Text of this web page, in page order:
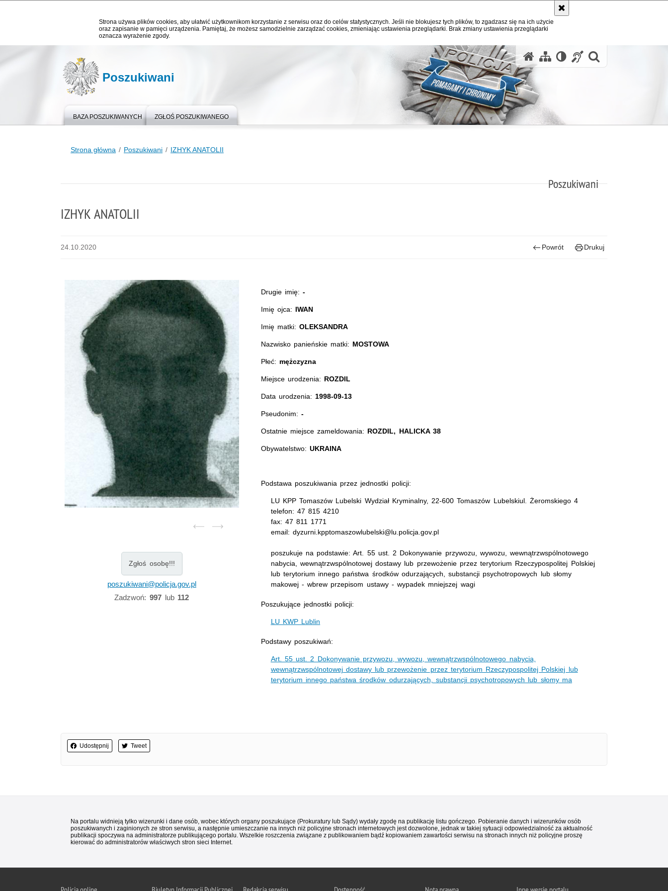
Strona używa plików cookies, aby ułatwić użytkownikom korzystanie z serwisu oraz do celów statystycznych. Jeśli nie blokujesz tych plików, to zgadzasz się na ich użycie
oraz zapisanie w pamięci urządzenia. Pamiętaj, że możesz samodzielnie zarządzać cookies, zmieniając ustawienia przeglądarki. Brak zmiany ustawienia przeglądarki
oznacza wyrażenie zgody.
Poszukiwani
BAZA POSZUKIWANYCH ZGŁOŚ POSZUKIWANEGO
Strona główna Poszukiwani IZHYK ANATOLII
Poszukiwani
IZHYK ANATOLII
24.10.2020 Powrót Drukuj
Zgłoś osobę!!!
poszukiwani@policja.gov.pl
Zadzwoń: 997lub 112
Drugie imię:-
Imię ojca: IWAN
Imię matki:OLEKSANDRA
Nazwisko panieńskie matki: MOSTOWA
Płeć: mężczyzna
Miejsce urodzenia: ROZDIL
Data urodzenia: 1998-09-13
Pseudonim: -
Ostatnie miejsce zameldowania: ROZDIL, HALICKA 38
Obywatelstwo: UKRAINA
Podstawa poszukiwania przez jednostki policji:
LU KPP Tomaszów Lubelski Wydział Kryminalny, 22-600 Tomaszów Lubelskiul. Żeromskiego 4
telefon: 47 815 4210
fax: 47 811 1771
email: dyzurni.kpptomaszowlubelski@lu.policja.gov.pl
poszukuje na podstawie: Art. 55 ust. 2 Dokonywanie przywozu, wywozu, wewnątrzwspólnotowego
nabycia, wewnątrzwspólnotowej dostawy lub przewożenie przez terytorium Rzeczypospolitej Polskiej
lub terytorium innego państwa środków odurzających, substancji psychotropowych lub słomy
makowej - wbrew przepisom ustawy - wypadek mniejszej wagi
Poszukujące jednostki policji:
LU KWP Lublin
Podstawy poszukiwań:
Art. 55 ust. 2 Dokonywanie przywozu, wywozu, wewnątrzwspólnotowego nabycia,
wewnątrzwspólnotowej dostawy lub przewożenie przez terytorium Rzeczypospolitej Polskiej lub
terytorium innego państwa środków odurzających, substancji psychotropowych lub słomy ma
Udostępnij Tweet
Na portalu widnieją tylko wizerunki i dane osób, wobec których organy poszukujące (Prokuratury lub Sądy) wydały zgodę na publikację listu gończego. Pobieranie danych i wizerunków osób
poszukiwanych i zaginionych ze stron serwisu, a następnie umieszczanie na innych niż policyjne stronach internetowych jest dozwolone, jednak w takiej sytuacji odpowiedzialność za aktualność
publikacji spoczywa na administratorze publikującego portalu. Wszelkie roszczenia związane z publikowaniem bądź kopiowaniem zawartości serwisu na stronach innych niż policyjne proszę
kierować do administratorów właściwych stron sieci Internet.